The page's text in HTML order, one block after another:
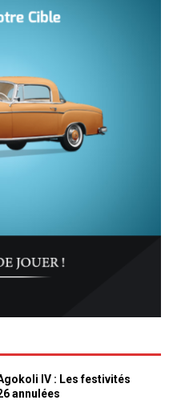
IV : Les festivités
annulées